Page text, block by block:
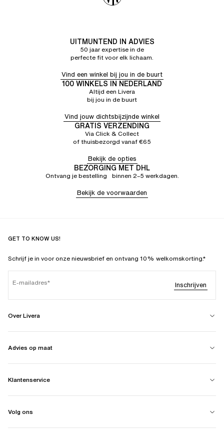
UITMUNTEND IN ADVIES
50 jaar expertise in de
perfecte fit voor elk lichaam.
Vind een winkel bij jou in de buurt
100 WINKELS IN NEDERLAND
Altijd een Livera
bij jou in de buurt
Vind jouw dichtsbijzijnde winkel
GRATIS VERZENDING
Via Click & Collect
of thuisbezorgd vanaf €65
Bekijk de opties
BEZORGING MET DHL
Ontvang je bestelling binnen 2–5 werkdagen.
Bekijk de voorwaarden
GET TO KNOW US!
Schrijf je in voor onze nieuwsbrief en ontvang 10% welkomskorting.*
E-mailadres Inschrijven
Over Livera
Advies op maat
Klantenservice
Volg ons